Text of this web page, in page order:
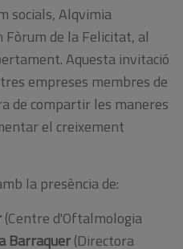
socials, Alqvimia
de la Felicitat, al
Aquesta invitació
empreses membres de
de compartir les maneres
el creixement
la presència de:
(Centre d'Oftalmologia
Barraquer(Directora